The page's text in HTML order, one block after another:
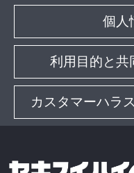
個人
利用目的と共
カスタマーハラ